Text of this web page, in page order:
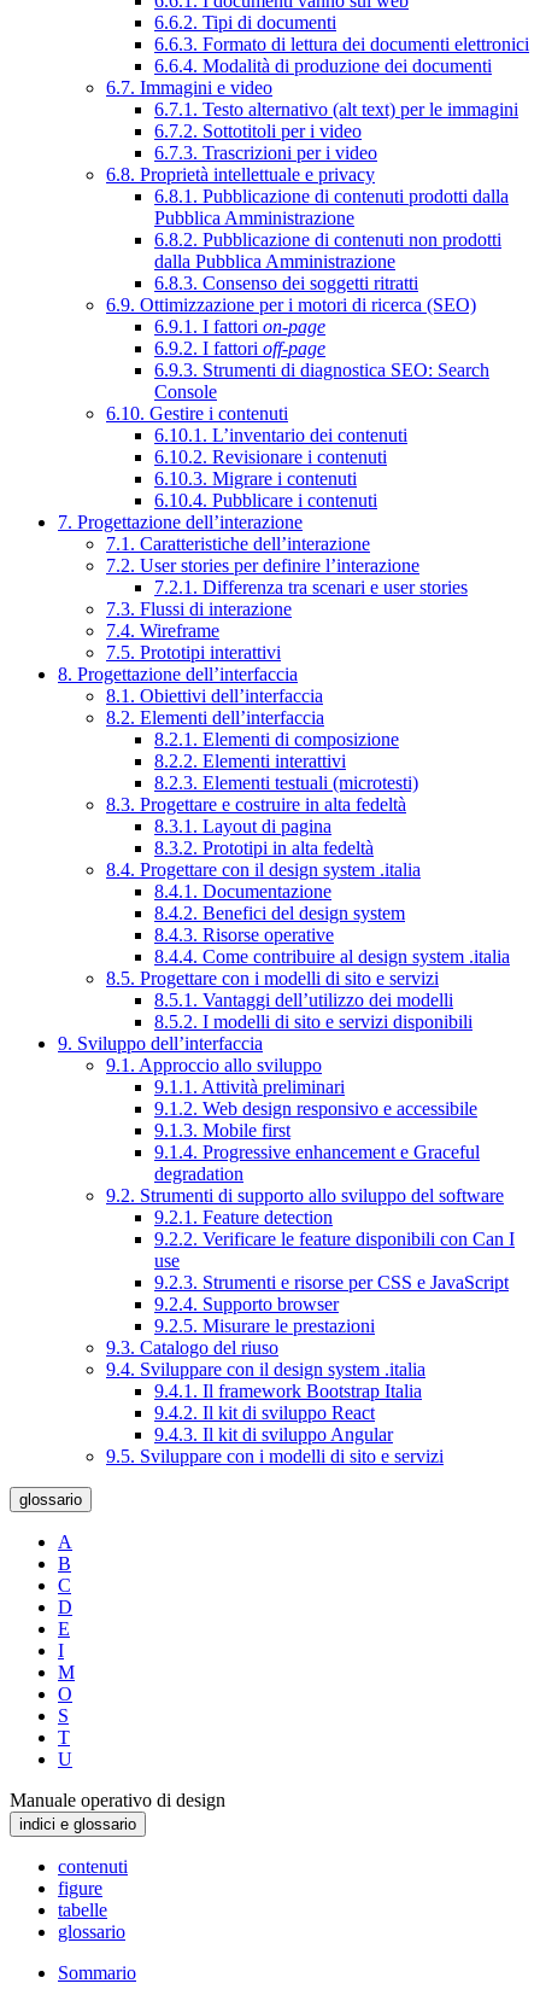
6.6.2. Tipi di documenti
6.6.3. Formato di lettura dei documenti elettronici
6.6.4. Modalità di produzione dei documenti
6.7. Immagini e video
6.7.1. Testo alternativo (alt text) per le immagini
6.7.2. Sottotitoli per i video
6.7.3. Trascrizioni per i video
6.8. Proprietà intellettuale e privacy
6.8.1. Pubblicazione di contenuti prodotti dalla
Pubblica Amministrazione
6.8.2. Pubblicazione di contenuti non prodotti
dalla Pubblica Amministrazione
6.8.3. Consenso dei soggetti ritratti
6.9. Ottimizzazione per i motori di ricerca (SEO)
6.9.1. I fattori on-page
6.9.2. I fattori off-page
6.9.3. Strumenti di diagnostica SEO: Search
Console
6.10. Gestire i contenuti
6.10.1. L’inventario dei contenuti
6.10.2. Revisionare i contenuti
6.10.3. Migrare i contenuti
6.10.4. Pubblicare i contenuti
7. Progettazione dell’interazione
7.1. Caratteristiche dell’interazione
7.2. User stories per definire l’interazione
7.2.1. Differenza tra scenari e user stories
7.3. Flussi di interazione
7.4. Wireframe
7.5. Prototipi interattivi
8. Progettazione dell’interfaccia
8.1. Obiettivi dell’interfaccia
8.2. Elementi dell’interfaccia
8.2.1. Elementi di composizione
8.2.2. Elementi interattivi
8.2.3. Elementi testuali (microtesti)
8.3. Progettare e costruire in alta fedeltà
8.3.1. Layout di pagina
8.3.2. Prototipi in alta fedeltà
8.4. Progettare con il design system .italia
8.4.1. Documentazione
8.4.2. Benefici del design system
8.4.3. Risorse operative
8.4.4. Come contribuire al design system .italia
8.5. Progettare con i modelli di sito e servizi
8.5.1. Vantaggi dell’utilizzo dei modelli
8.5.2. I modelli di sito e servizi disponibili
9. Sviluppo dell’interfaccia
9.1. Approccio allo sviluppo
9.1.1. Attività preliminari
9.1.2. Web design responsivo e accessibile
9.1.3. Mobile first
9.1.4. Progressive enhancement e Graceful
degradation
9.2. Strumenti di supporto allo sviluppo del software
9.2.1. Feature detection
9.2.2. Verificare le feature disponibili con Can I
use
9.2.3. Strumenti e risorse per CSS e JavaScript
9.2.4. Supporto browser
9.2.5. Misurare le prestazioni
9.3. Catalogo del riuso
9.4. Sviluppare con il design system .italia
9.4.1. Il framework Bootstrap Italia
9.4.2. Il kit di sviluppo React
9.4.3. Il kit di sviluppo Angular
9.5. Sviluppare con i modelli di sito e servizi
glossario
A
B
C
D
E
I
M
O
S
T
U
Manuale operativo di design
indici e glossario
contenuti
figure
tabelle
glossario
Sommario